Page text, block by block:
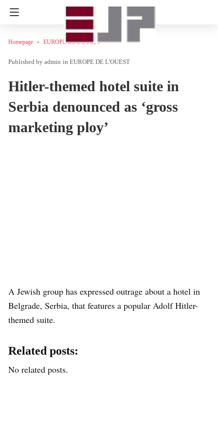
Homepage EUROPE DE L'OUEST
admin in EUROPE DE L'OUEST
Hitler-themed hotel suite in
Serbia denounced as ‘gross
marketing ploy’
A Jewish group has expressed outrage about a hotel in
Belgrade, Serbia, that features a popular Adolf Hitler-
themed suite.
Related posts:
No related posts.